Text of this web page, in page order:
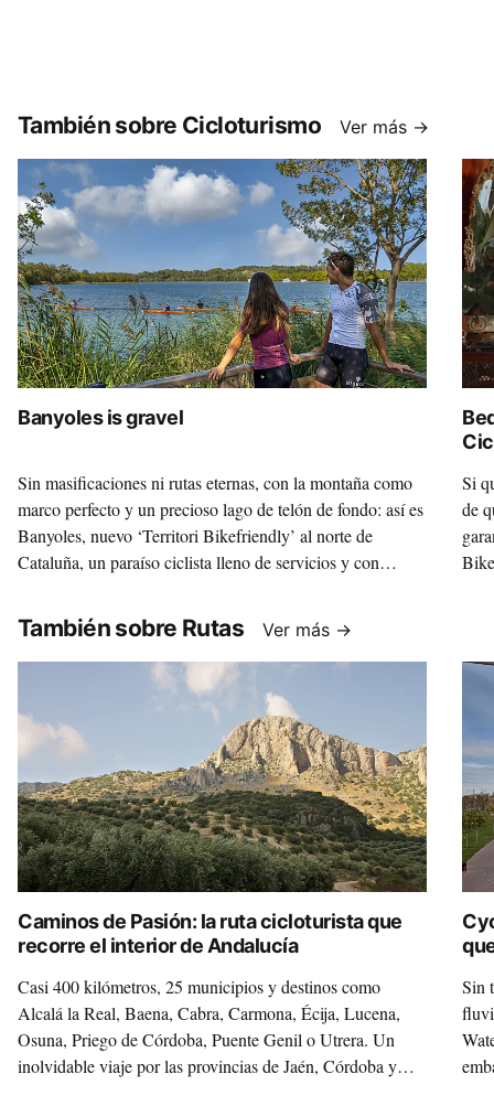
También sobre Cicloturismo Ver más →
Banyoles is gravel
Sin masificaciones ni rutas eternas, con la montaña como
marco perfecto y un precioso lago de telón de fondo: así es
Banyoles, nuevo ‘Territori Bikefriendly’ al norte de
Cataluña, un paraíso ciclista lleno de servicios y con
Si
de
También sobre Rutas Ver más →
Caminos de Pasión: la ruta cicloturista que
recorre el interior de Andalucía
Casi 400 kilómetros, 25 municipios y destinos como
Alcalá la Real, Baena, Cabra, Carmona, Écija, Lucena,
Osuna, Priego de Córdoba, Puente Genil o Utrera. Un
inolvidable viaje por las provincias de Jaén, Córdoba y
Sin